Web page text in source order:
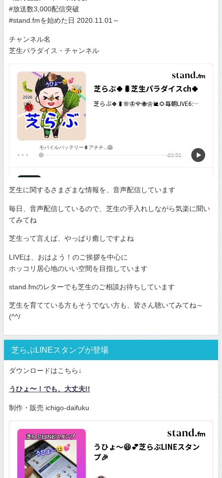
#放送数3,000配信突破
#stand.fmを始めた日 2020.11.01～
チャンネル名
芝生パラダイス・チャンネル
芝生に関するさまざまな情報を、音声配信しています
毎日、音声配信しているので、芝生の手入れしながら気楽に聞い
てみてね
芝生って言えば、やっぱり癒しですよね
LIVEは、おはよう！のご挨拶を中心に
ホッコリ居心地のいい空間を目指しています
stand.fmのレターでも芝生のご相談お待ちしています
芝生を育てている方もそうでない方も、皆さん聴いてみてね～
(^^/
芝らぶLINEスタンプが登場
ダウンロードはこちら↓
うひょ〜！でも、大丈夫!!
制作・販売 ichigo-daifuku